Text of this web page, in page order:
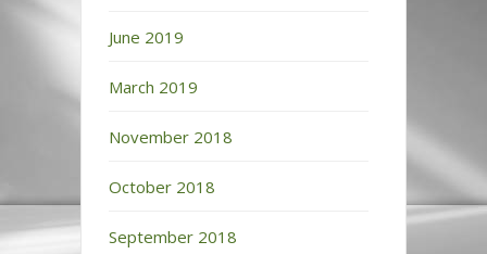
June 2019
March 2019
November 2018
October 2018
September 2018